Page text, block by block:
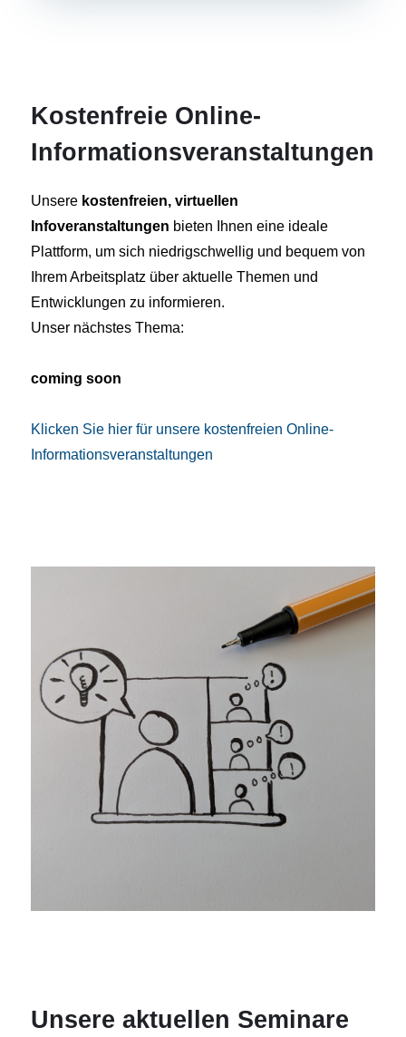
Kostenfreie Online-
Informationsveranstaltungen
Unsere kostenfreien, virtuellen
Infoveranstaltungen bieten Ihnen eine ideale
Plattform, um sich niedrigschwellig und bequem von
Ihrem Arbeitsplatz über aktuelle Themen und
Entwicklungen zu informieren.
Unser nächstes Thema:
coming soon
Klicken Sie hier für unsere kostenfreien Online-
Informationsveranstaltungen
Unsere aktuellen Seminare